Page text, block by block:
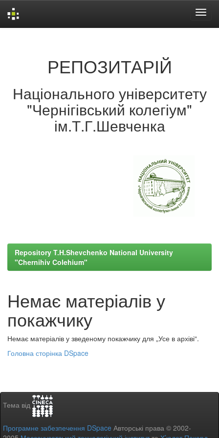
РЕПОЗИТАРІЙ
Національного університету
"Чернігівський колегіум"
ім.Т.Г.Шевченка
Repository T.H.Shevchenko National University
"Chernihiv Colehium"
Немає матеріалів у
покажчику
Немає матеріалів у зведеному покажчику для „Усе в архіві“.
Головна сторінка DSpace
Тема від
Програмне забезпечення DSpace Авторські права © 2002-